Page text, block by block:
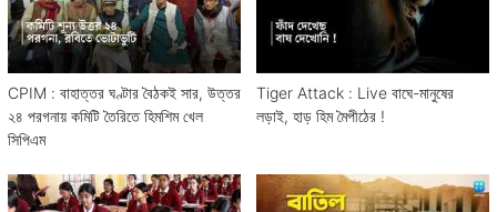
CPIM : বাহাত্তর ঘণ্টার বৈঠকই সার, উত্তর
২৪ পরগনায় কমিটি তৈরিতে হিমশিম খেল
সিপিএম
Tiger Attack : Live বাঘে-মানুষের
লড়াই, হাড় হিম মৈপীঠের !